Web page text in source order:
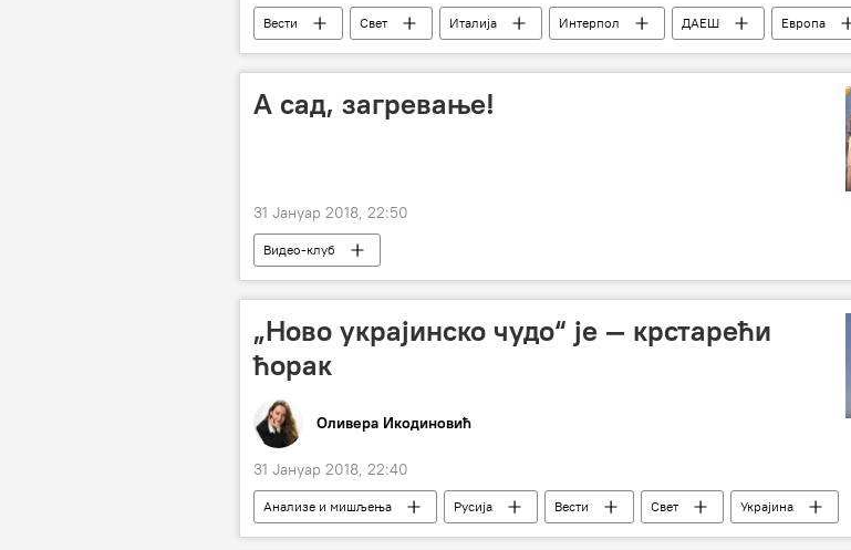
Вести Свет Италија Интерпол ДАЕШ Европа
А сад, загревање!
31 Јануар 2018, 22:50
Видео-клуб
„Ново украјинско чудо“ је — крстарећи
ћорак
Оливера Икодиновић
31 Јануар 2018, 22:40
Анализе и мишљења Русија Вести Свет
Украјина
X-35 (ракета)